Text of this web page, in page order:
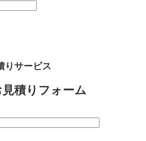
りサービス
積りフォーム